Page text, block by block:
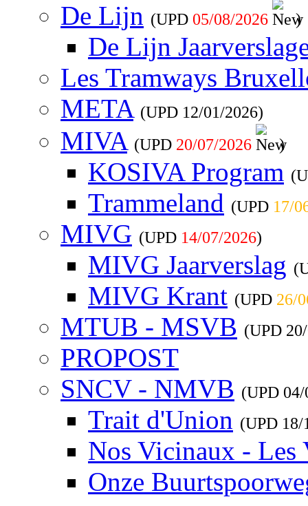
De Lijn (UPD 05/08/2026 )
De Lijn
Les Tramways
META (UPD 12/01/2026)
MIVA (UPD 20/07/2026 )
KOSIVA Program
Trammeland (UPD 17/
MIVG (UPD 14/07/2026)
MIVG Jaarverslag
MIVG Krant (UPD 26/
MTUB - MSVB (UPD
PROPOST
SNCV - NMVB (UPD
Trait d'Union (UPD 18/
Nos Vicinaux - Les
Onze